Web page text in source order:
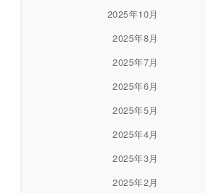
2025年10月
2025年8月
2025年7月
2025年6月
2025年5月
2025年4月
2025年3月
2025年2月